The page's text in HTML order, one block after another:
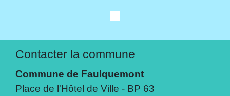
Contacter la commune
Commune de Faulquemont
Place de l'Hôtel de Ville - BP 63